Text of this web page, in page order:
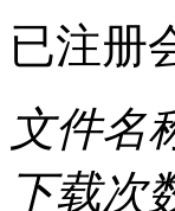
已注册
文件名
下载次